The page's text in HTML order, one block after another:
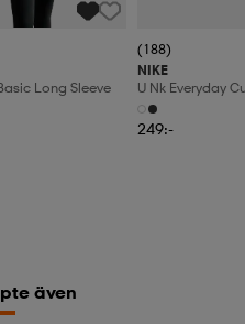
Long Sleeve
(188)
NIKE
U Nk Everyday
6pr-Bd
249:-
även